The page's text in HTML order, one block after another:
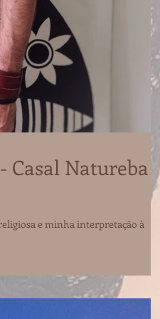
Casal Natureba
e minha interpretação à